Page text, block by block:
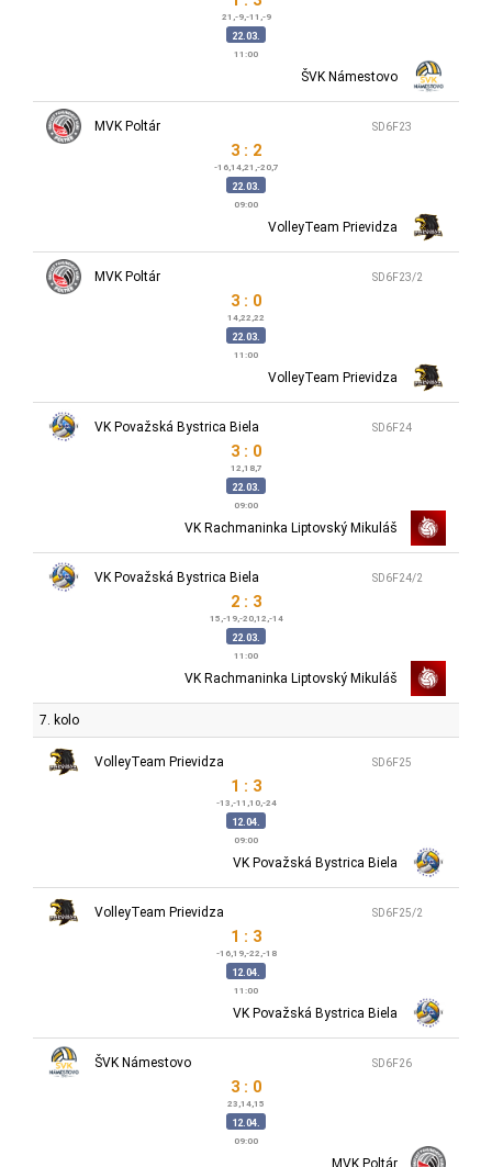
21,-9,-11,-9
22.03.
11:00
ŠVK Námestovo
SD6F23
MVK Poltár
3 : 2
-16,14,21,-20,7
22.03.
09:00
VolleyTeam Prievidza
SD6F23/2
MVK Poltár
3 : 0
14,22,22
22.03.
11:00
VolleyTeam Prievidza
SD6F24
VK Považská Bystrica Biela
3 : 0
12,18,7
22.03.
09:00
VK Rachmaninka Liptovský Mikuláš
SD6F24/2
VK Považská Bystrica Biela
2 : 3
15,-19,-20,12,-14
22.03.
11:00
VK Rachmaninka Liptovský Mikuláš
7. kolo
SD6F25
VolleyTeam Prievidza
1 : 3
-13,-11,10,-24
12.04.
09:00
VK Považská Bystrica Biela
SD6F25/2
VolleyTeam Prievidza
1 : 3
-16,19,-22,-18
12.04.
11:00
VK Považská Bystrica Biela
SD6F26
ŠVK Námestovo
3 : 0
23,14,15
12.04.
09:00